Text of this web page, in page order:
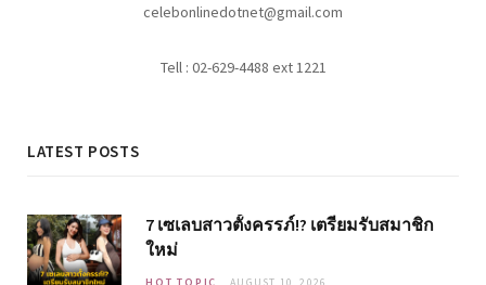
celebonlinedotnet@gmail.com
Tell : 02-629-4488 ext 1221
LATEST POSTS
7 เซเลบสาวตั้งครรภ์!? เตรียมรับสมาชิก
ใหม่